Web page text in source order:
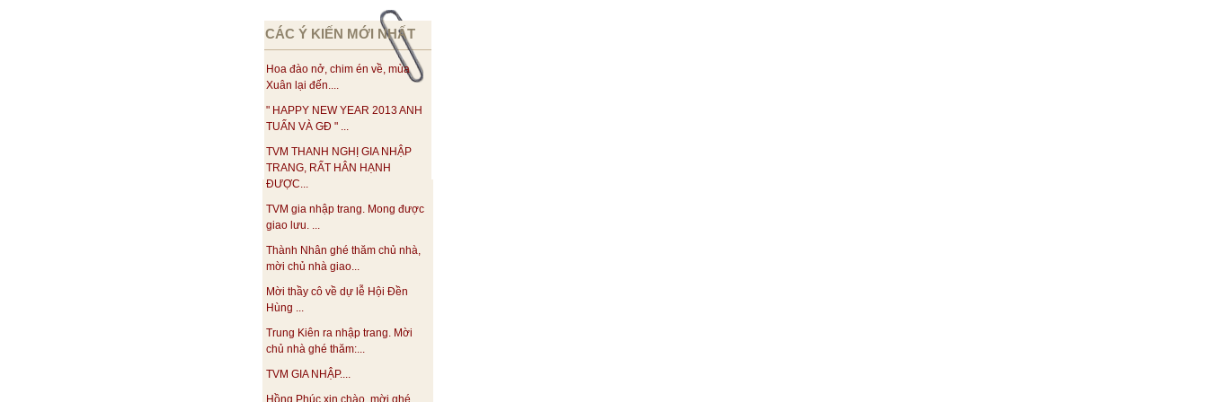
CÁC Ý KIẾN MỚI NHẤT
Hoa đào nở, chim én về, mùa
Xuân lại đến....
" HAPPY NEW YEAR 2013 ANH
TUẤN VÀ GĐ " ...
TVM THANH NGHỊ GIA NHẬP
TRANG, RẤT HÂN HẠNH
ĐƯỢC...
TVM gia nhập trang. Mong được
giao lưu. ...
Thành Nhân ghé thăm chủ nhà,
mời chủ nhà giao...
Mời thầy cô về dự lễ Hội Đền
Hùng ...
Trung Kiên ra nhập trang. Mời
chủ nhà ghé thăm:...
TVM GIA NHẬP....